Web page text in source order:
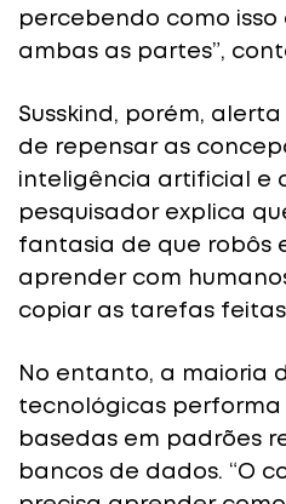
percebendo como
ambas as partes”,
Susskind, porém,
de repensar as
inteligência artificial e
pesquisador explica
fantasia de que robôs
aprender com
copiar as tarefas feitas
No entanto, a maioria
tecnológicas
basedas em padrões
bancos de dados. “O